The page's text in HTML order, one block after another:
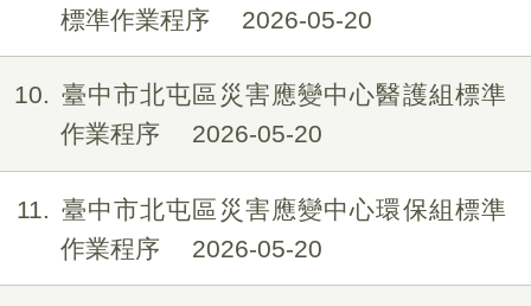
標準作業程序
2026-05-20
10
臺中市北屯區災害應變中心醫護組標準
作業程序
2026-05-20
11
臺中市北屯區災害應變中心環保組標準
作業程序
2026-05-20